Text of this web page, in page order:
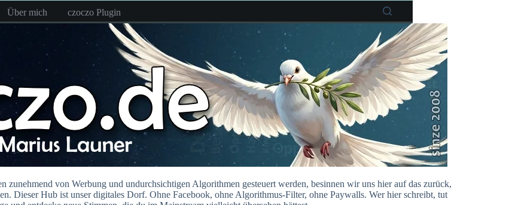
Über mich czoczo Plugin
zunehmend von Werbung und undurchsichtigen Algorithmen gesteuert werden, besinnen wir uns hier auf das zurück,
Dieser Hub ist unser digitales Dorf. Ohne Facebook, ohne Algorithmus-Filter, ohne Paywalls. Wer hier schreibt, tut